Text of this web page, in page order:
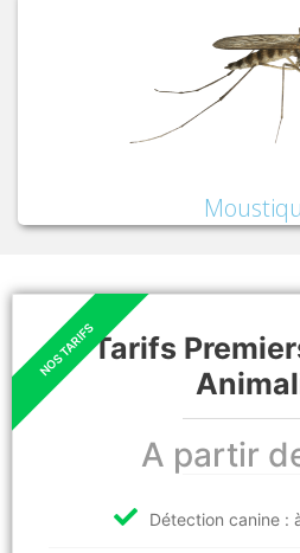
Tarifs
A partir
Détection canine :